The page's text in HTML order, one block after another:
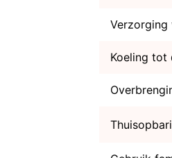
Verzorging
Koeling tot